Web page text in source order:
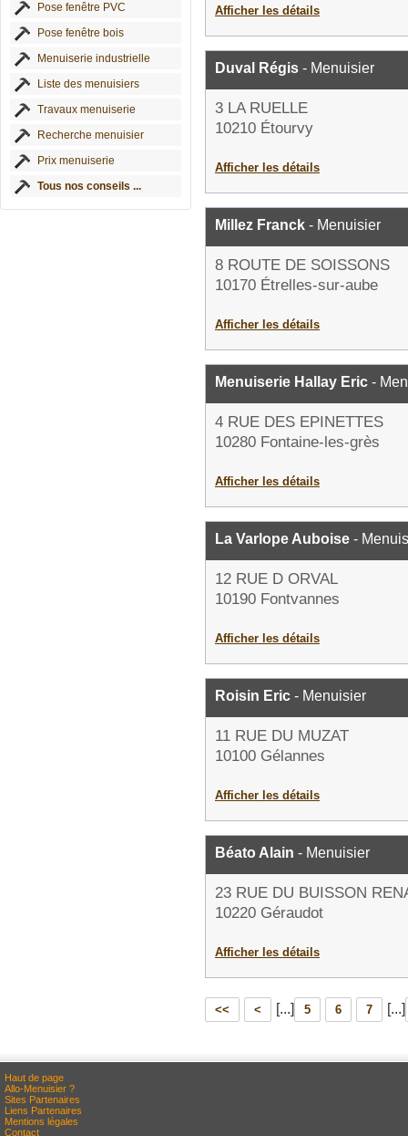
Pose fenêtre PVC
Pose fenêtre bois
Menuiserie industrielle
Liste des menuisiers
Travaux menuiserie
Recherche menuisier
Prix menuiserie
Tous nos conseils ...
Afficher les détails
Duval Régis - Menuisier
3 LA RUELLE
10210 Étourvy
Afficher les détails
Millez Franck - Menuisier
8 ROUTE DE SOISSONS
10170 Étrelles-sur-aube
Afficher les détails
Menuiserie Hallay Eric -
4 RUE DES EPINETTES
10280 Fontaine-les-grès
Afficher les détails
La Varlope Auboise -
12 RUE D ORVAL
10190 Fontvannes
Afficher les détails
Roisin Eric - Menuisier
11 RUE DU MUZAT
10100 Gélannes
Afficher les détails
Béato Alain - Menuisier
23 RUE DU BUISSON
10220 Géraudot
Afficher les détails
<< < [...] 5 6 7 [...]
Haut de page
Allo-Menuisier ?
Sites Partenaires
Liens Partenaires
Mentions légales
Contact